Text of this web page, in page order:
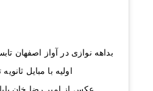
اولیه با مبایل